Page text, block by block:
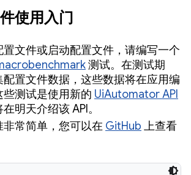
使用入门
文件或启动配置文件，请编写一个
测试。在测试期
置文件数据，这些数据将在应用编
测试是使用新的 UiAutomator API
明天介绍该 API。
常简单，您可以在 GitHub 上查看